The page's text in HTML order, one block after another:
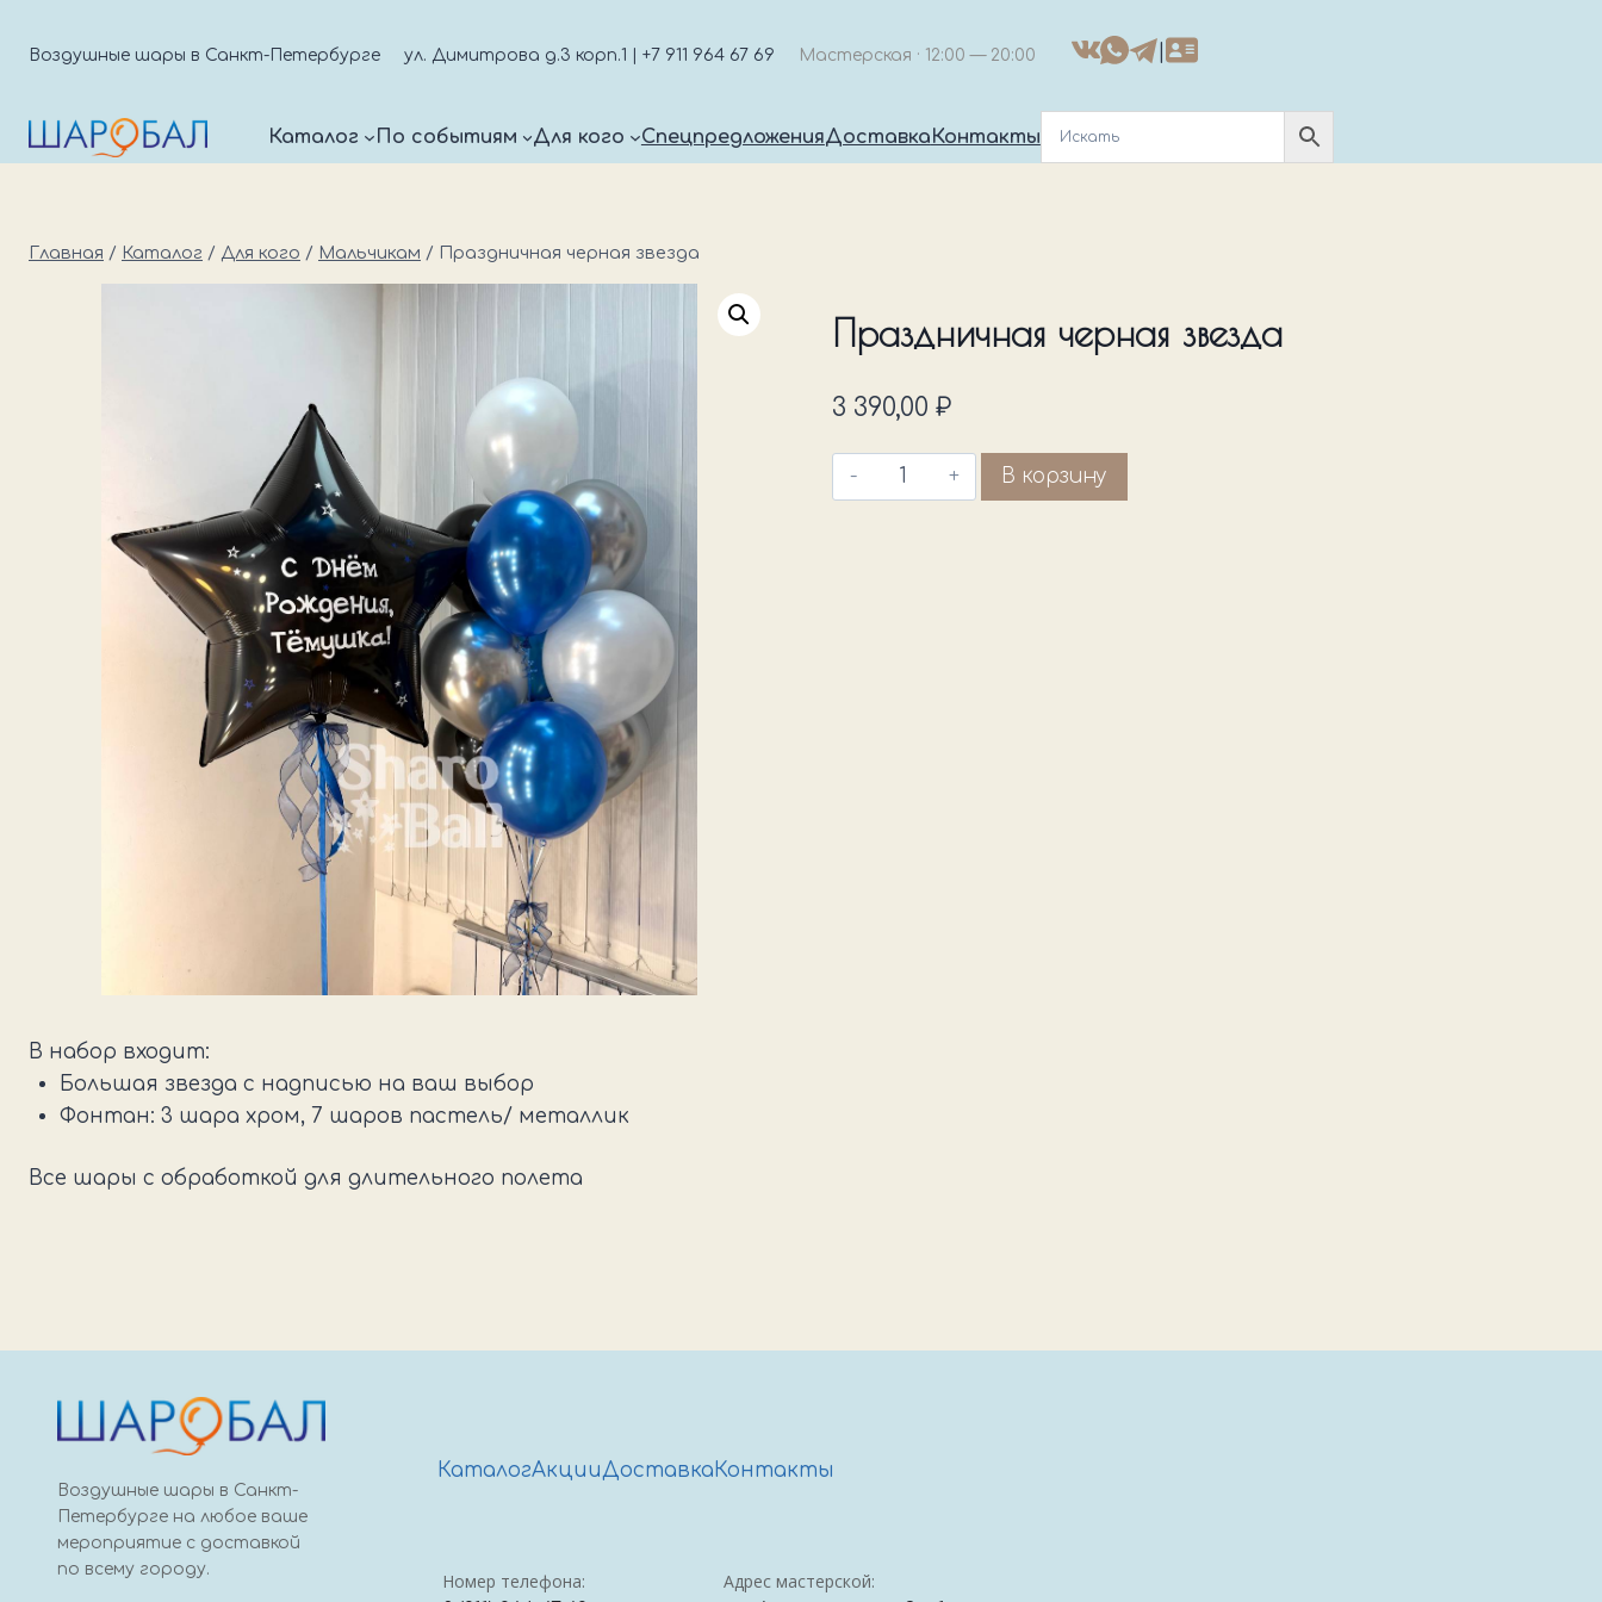
Воздушные шары в Санкт-Петербурге ул. Димитрова д.3 корп.1 | +7 911 964 67 69 Мастерская · 12:00 — 20:00
Каталог По событиям Для кого СпецпредложенияДоставка Контакты
Главная / Каталог / Для кого / Мальчикам / Праздничная черная звезда
Праздничная черная звезда
3 390,00 ₽
Количество
товара
В корзину
В набор входит:
Большая звезда с надписью на ваш выбор
Фонтан: 3 шара хром, 7 шаров пастель/ металлик
Все шары с обработкой для длительного полета
Воздушные шары в Санкт-
Петербурге на любое ваше
мероприятие с доставкой
по всему городу.
КаталогАкцииДоставка Контакты
Номер телефона: Адрес мастерской: